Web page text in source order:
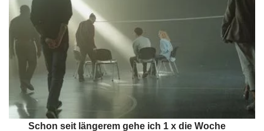
Schon seit längerem gehe ich 1 x die Woche